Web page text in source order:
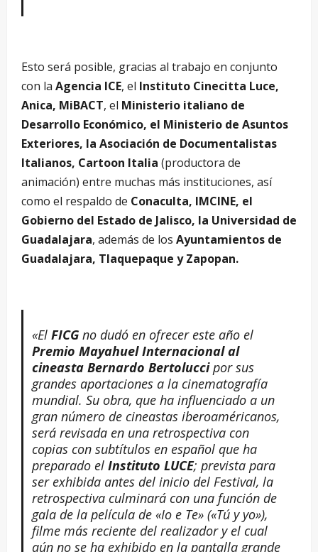
Esto será posible, gracias al trabajo en conjunto
con la Agencia ICE, el Instituto Cinecitta Luce,
Anica, MiBACT, el Ministerio italiano de
Desarrollo Económico, el Ministerio de Asuntos
Exteriores, la Asociación de Documentalistas
Italianos, Cartoon Italia (productora de
animación) entre muchas más instituciones, así
como el respaldo de Conaculta, IMCINE, el
Gobierno del Estado de Jalisco, la Universidad de
Guadalajara, además de los Ayuntamientos de
Guadalajara, Tlaquepaque y Zapopan.
«El FICGno dudó en ofrecer este año el
Premio Mayahuel Internacional al
cineasta Bernardo Bertoluccipor sus
grandes aportaciones a la cinematografía
mundial. Su obra, que ha influenciado a un
gran número de cineastas iberoaméricanos,
será revisada en una retrospectiva con
copias con subtítulos en español que ha
preparado el Instituto LUCE; prevista para
ser exhibida antes del inicio del Festival, la
retrospectiva culminará con una función de
gala de la película de «Io e Te» («Tú y yo»),
filme más reciente del realizador y el cual
aún no se ha exhibido en la pantalla grande